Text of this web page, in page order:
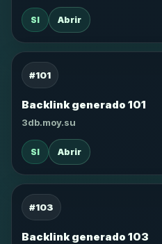
SI Abrir
#101
Backlink generado 101
3db.moy.su
SI Abrir
#103
Backlink generado 103